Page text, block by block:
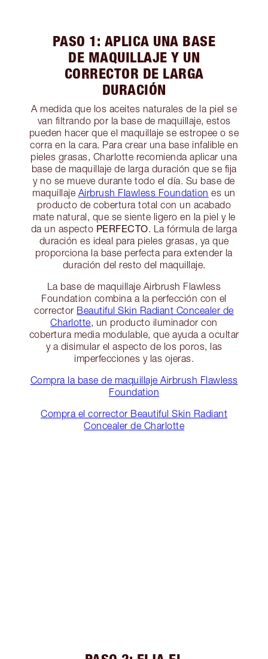
PASO 1: APLICA UNA BASE
DE MAQUILLAJE Y UN
CORRECTOR DE LARGA
DURACIÓN
A medida que los aceites naturales de la piel se
van filtrando por la base de maquillaje, estos
pueden hacer que el maquillaje se estropee o se
corra en la cara. Para crear una base infalible en
pieles grasas, Charlotte recomienda aplicar una
base de maquillaje de larga duración que se fija
y no se mueve durante todo el día. Su base de
maquillaje Airbrush Flawless Foundation es un
producto de cobertura total con un acabado
mate natural, que se siente ligero en la piel y le
da un aspecto PERFECTO. La fórmula de larga
duración es ideal para pieles grasas, ya que
proporciona la base perfecta para extender la
duración del resto del maquillaje.
La base de maquillaje Airbrush Flawless
Foundation combina a la perfección con el
corrector Beautiful Skin Radiant Concealer de
Charlotte, un producto iluminador con
cobertura media modulable, que ayuda a ocultar
y a disimular el aspecto de los poros, las
imperfecciones y las ojeras.
Compra la base de maquillaje Airbrush Flawless
Foundation
Compra el corrector Beautiful Skin Radiant
Concealer de Charlotte